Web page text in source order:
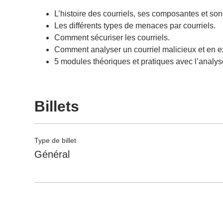
L’histoire des courriels, ses composantes et
Les différents types de menaces par courriels.
Comment sécuriser les courriels.
Comment analyser un courriel malicieux et en
5 modules théoriques et pratiques avec
Billets
Type de billet
Général